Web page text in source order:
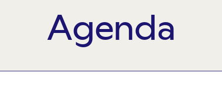
Agenda